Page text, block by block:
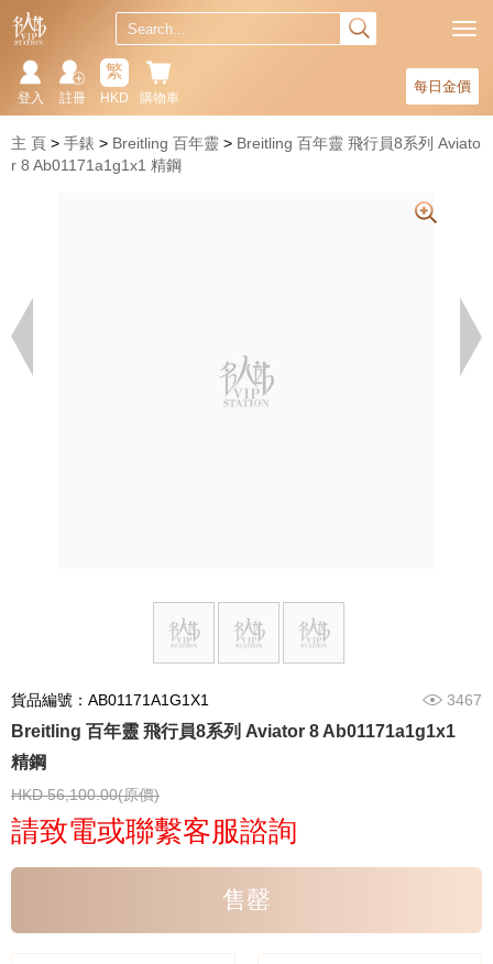
每日金價
購物車
繁
HKD
註冊
登入
主 頁 手錶 Breitling 百年靈
Breitling 百年靈 飛行員8系列 Aviato
r 8 Ab01171a1g1x1 精鋼
貨品編號：AB01171A1G1X1 3467
Breitling 百年靈 飛行員8系列 Aviator 8 Ab01171a1g1x1
精鋼
HKD 56,100.00(原價)
請致電或聯繫客服諮詢
售罄